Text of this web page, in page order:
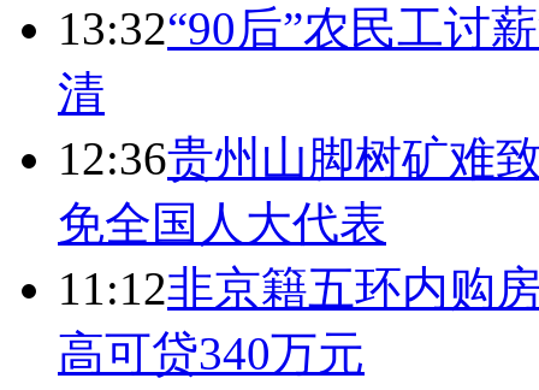
13:32“90后”农民工讨
清
12:36贵州山脚树矿难
免全国人大代表
11:12非京籍五环内购
高可贷340万元